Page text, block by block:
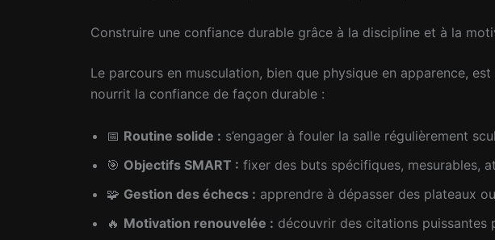
Construire une confiance durable grâce à la discipline et à la
Le parcours en musculation, bien que physique en apparence,
nourrit la confiance de façon durable :
📅 Routine solide : s’engager à fouler la salle régulièrement
🎯 Objectifs SMART : fixer des buts spécifiques, mesurables,
🧩 Gestion des échecs : apprendre à dépasser des plateaux
🔥 Motivation renouvelée : découvrir des citations puissantes